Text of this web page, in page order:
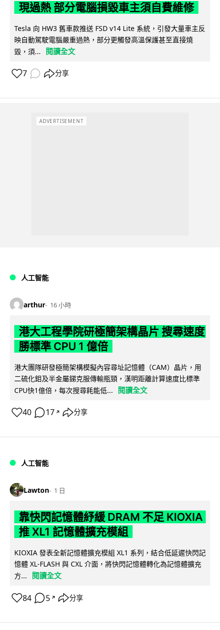
現過熱 部分電腦損毀車主須自費維修
Tesla 向 HW3 舊車款推送 FSD v14 Lite 系統，引發大量車主反
映自動駕駛電腦嚴重過熱，部分更觸發高溫保護甚至直接燒
毀，須...
閱讀全文
7 分享
ADVERTISEMENT
人工智能
arthur 16 小時
港大工程學院研極簡架構晶片 搜尋速度
勝標準 CPU 1 億倍
港大團隊研發極簡架構模擬內容尋址記憶體（CAM）晶片，用
二硫化鉬及半金屬銻克服傳輸瓶頸，漢明距離計算速度比標準
CPU快1億倍，每次搜尋耗能低...
閱讀全文
40 17 ↗ 分享
人工智能
Lawton 1 日
靠快閃記憶體紓緩 DRAM 不足 KIOXIA
推 XL1 記憶體擴充模組
KIOXIA 發表全新記憶體擴充模組 XL1 系列，結合低延遲快閃記
憶體 XL-FLASH 與 CXL 介面，將快閃記憶體轉化為記憶體擴充
方...
閱讀全文
84 5 ↗ 分享